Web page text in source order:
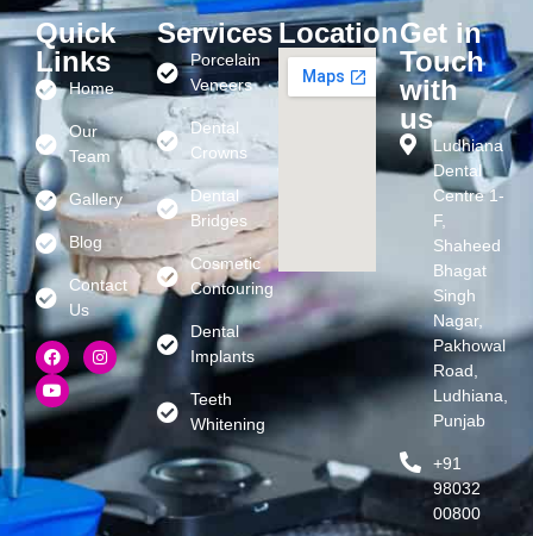
Quick
Links
Home
Our
Team
Gallery
Blog
Contact
Us
Services
Porcelain
Veneers
Dental
Crowns
Dental
Bridges
Cosmetic
Contouring
Dental
Implants
Teeth
Whitening
LocationGet in
Touch
with
us
Ludhiana
Dental
Centre 1-
F,
Shaheed
Bhagat
Singh
Nagar,
Pakhowal
Road,
Ludhiana,
Punjab
+91
98032
00800